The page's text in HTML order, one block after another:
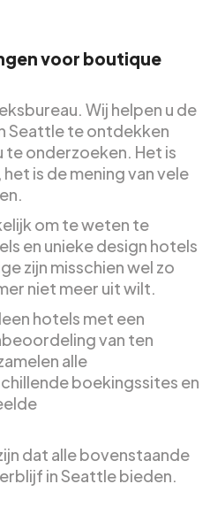
voor boutique
Wij helpen u de
Seattle te ontdekken
onderzoeken. Het is
is de mening van vele
om te weten te
en unieke design hotels
zijn misschien wel zo
niet meer uit wilt.
hotels met een
van ten
alle
boekingssites en
dat alle bovenstaande
in Seattle bieden.